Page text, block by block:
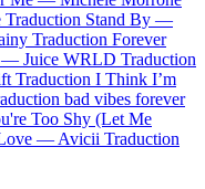
Traduction Stand By —
Traduction Forever
— Juice WRLD Traduction
Traduction I Think I’m
bad vibes forever
Too Shy (Let Me
— Avicii Traduction